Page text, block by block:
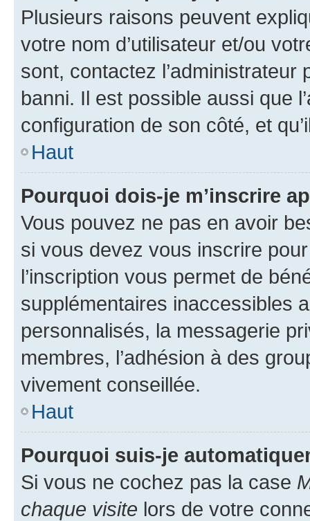
Plusieurs raisons peuvent
votre nom d’utilisateur et/ou
sont, contactez l’administrateur
banni. Il est possible aussi que
configuration de son côté, et
Haut
Pourquoi dois-je m’inscrire
Vous pouvez ne pas en avoir
si vous devez vous inscrire
l’inscription vous permet de
supplémentaires inaccessibles
personnalisés, la messagerie
membres, l’adhésion à des
vivement conseillée.
Haut
Pourquoi suis-je
Si vous ne cochez pas la case
chaque visite lors de votre